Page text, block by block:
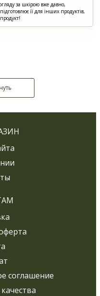
за шкірою вже давно,
її для інших продуктів,
соглашение